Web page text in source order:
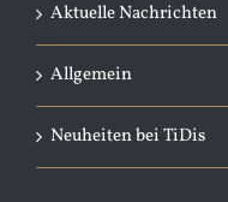
Aktuelle Nachrichten
Allgemein
Neuheiten bei TiDis